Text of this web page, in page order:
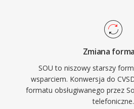
Zmiana
SOU to niszowy starszy
wsparciem. Konwersja do
formatu obsługiwanego przez
telefoniczne.